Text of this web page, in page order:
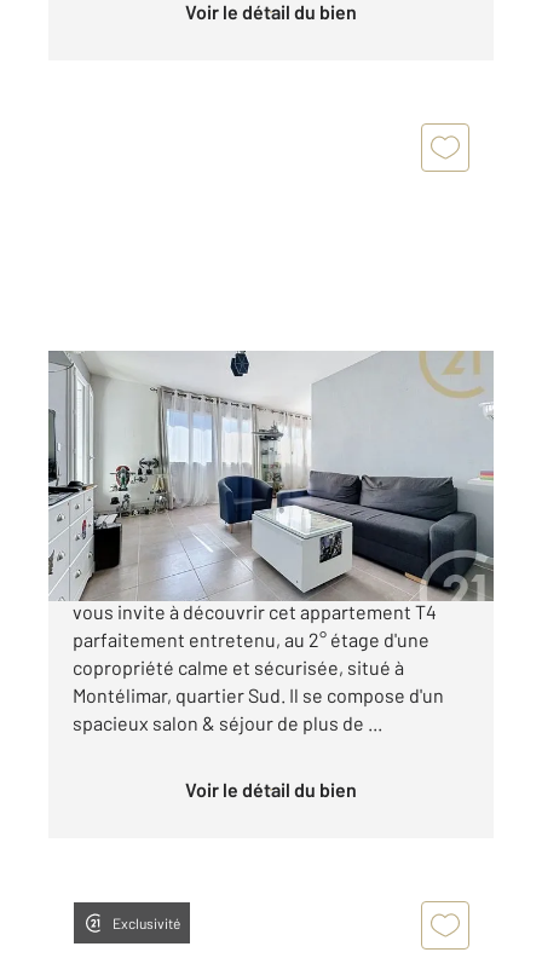
Voir le détail du bien
MONTELIMAR 26
69,12 m
, 4 pièces
Ref : 4924
Appartement T4 à vendre
105 000 €
Nouveauté ! Century 21 Portes de Provence
vous invite à découvrir cet appartement T4
parfaitement entretenu, au 2° étage d'une
copropriété calme et sécurisée, situé à
Montélimar, quartier Sud. Il se compose d'un
spacieux salon & séjour de plus de ...
Voir le détail du bien
Exclusivité